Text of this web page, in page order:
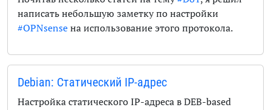
написать небольшую заметку по настройки
#OPNsenseна использование этого протокола.
Debian: Статический IP-адрес
Настройка статического IP-адреса в DEB-based